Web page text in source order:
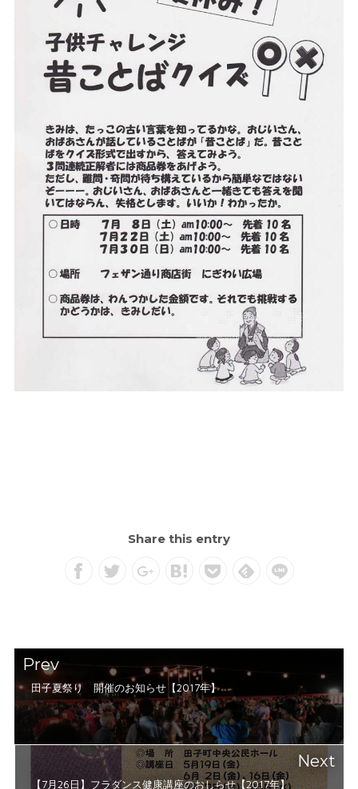
Share this entry
Prev
田子夏祭り 開催のお知らせ【2017年】
Next
【7月26日】フラダンス健康講座のおしらせ【2017年】